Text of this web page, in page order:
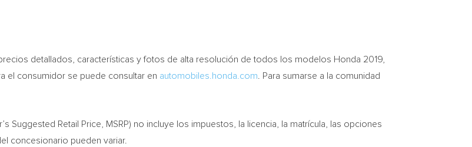
detallados, características y fotos de alta resolución de todos los modelos Honda 2019,
el consumidor se puede consultar en automobiles.honda.com . Para sumarse a la comunidad
Suggested Retail Price, MSRP) no incluye los impuestos, la licencia, la matrícula, las opciones
concesionario pueden variar.